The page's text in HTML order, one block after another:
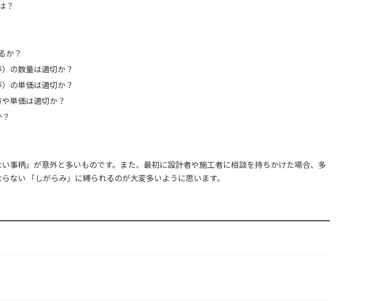
？
か？
の数量は適切か？
の単価は適切か？
単価は適切か？
事柄」が意外と多いものです。また、最初に設計者や施工者に相談を持ちかけた場合、多
ない 「しがらみ」に縛られるのが大変多いように思います。